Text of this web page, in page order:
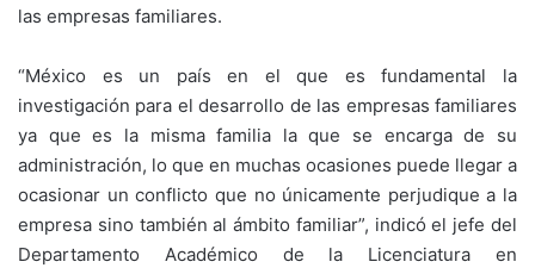
las empresas familiares.
“México es un país en el que es fundamental la
investigación para el desarrollo de las empresas familiares
ya que es la misma familia la que se encarga de su
administración, lo que en muchas ocasiones puede llegar a
ocasionar un conflicto que no únicamente perjudique a la
empresa sino también al ámbito familiar”, indicó el jefe del
Departamento Académico de la Licenciatura en